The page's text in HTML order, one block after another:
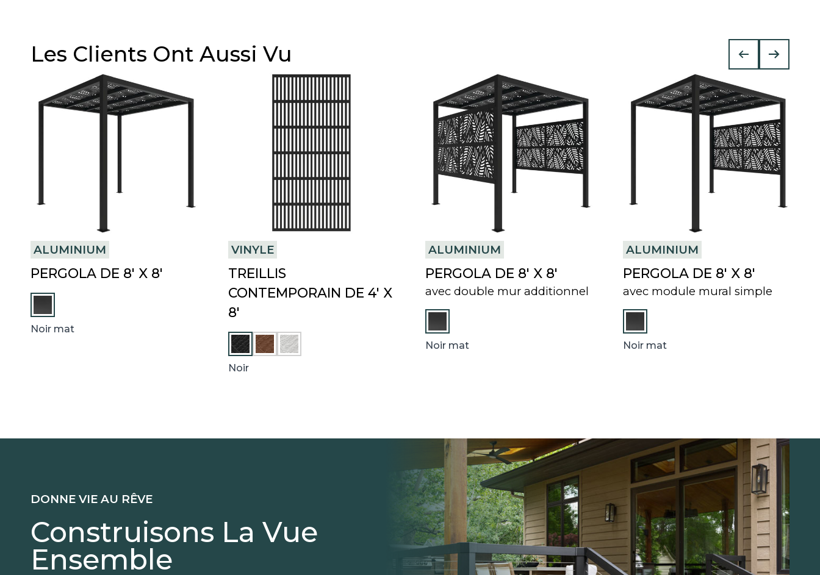
Les Clients Ont Aussi Vu
ALUMINIUM
PERGOLA DE 8′ X 8′
Noir mat
VINYLE
TREILLIS
CONTEMPORAIN DE 4′ X
8′
Noir
C
H
I
B
L
ALUMINIUM
PERGOLA DE 8′ X 8′
avec double mur additionnel
Noir mat
ALUMINIUM
PERGOLA DE 8′ X 8′
avec module mural simple
Noir mat
DONNE VIE AU RÊVE
Construisons La Vue
Ensemble